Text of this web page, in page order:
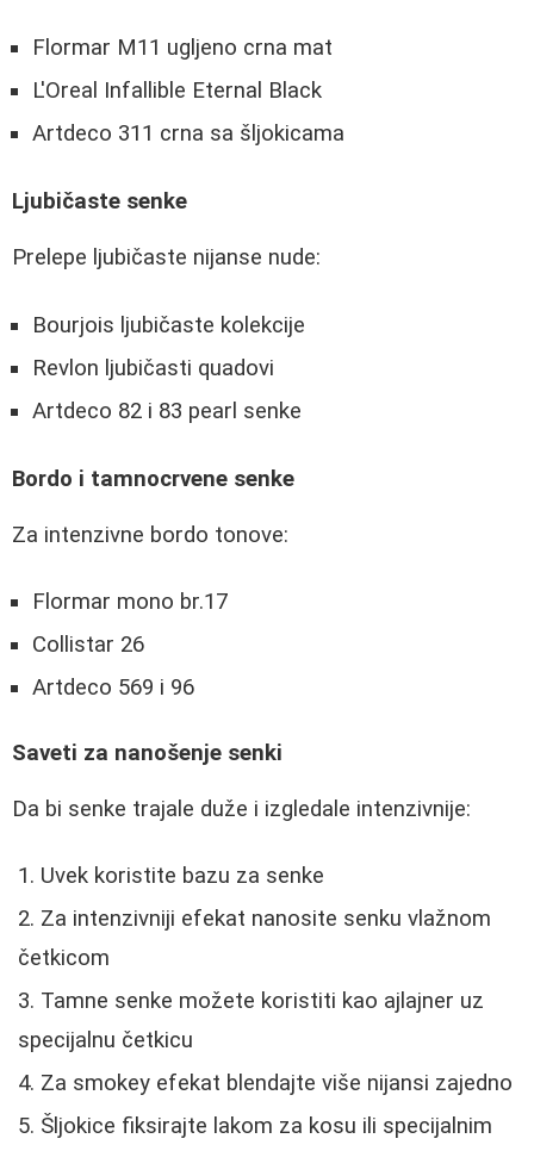
Flormar M11 ugljeno crna mat
L'Oreal Infallible Eternal Black
Artdeco 311 crna sa šljokicama
Ljubičaste senke
Prelepe ljubičaste nijanse nude:
Bourjois ljubičaste kolekcije
Revlon ljubičasti quadovi
Artdeco 82 i 83 pearl senke
Bordo i tamnocrvene senke
Za intenzivne bordo tonove:
Flormar mono br.17
Collistar 26
Artdeco 569 i 96
Saveti za nanošenje senki
Da bi senke trajale duže i izgledale intenzivnije:
Uvek koristite bazu za senke
Za intenzivniji efekat nanosite senku vlažnom
četkicom
Tamne senke možete koristiti kao ajlajner uz
specijalnu četkicu
Za smokey efekat blendajte više nijansi zajedno
Šljokice fiksirajte lakom za kosu ili specijalnim